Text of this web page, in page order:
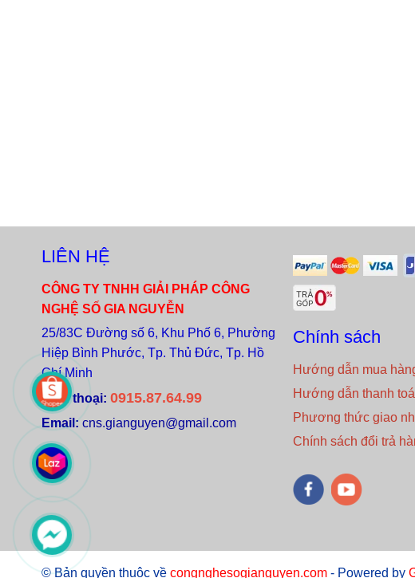
LIÊN HỆ
CÔNG TY TNHH GIẢI PHÁP CÔNG
NGHỆ SỐ GIA NGUYỄN
25/83C Đường số 6, Khu Phố 6, Phường
Hiệp Bình Phước, Tp. Thủ Đức, Tp. Hồ
Chí Minh
Điện thoại: 0915.87.64.99
Email: cns.gianguyen@gmail.com
Chính sách
Hướng dẫn mua
Hướng dẫn thanh
Phương thức giao
Chính sách đổi trả
© Bản quyền thuộc về congnghesogianguyen.com - Powered by